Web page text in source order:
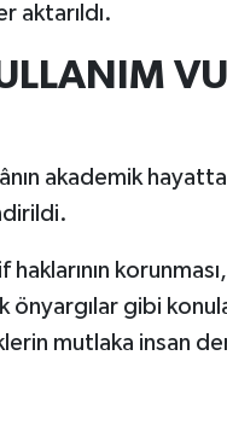
aktarıldı.
akademik
gibi
mutlaka insan